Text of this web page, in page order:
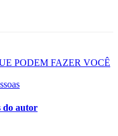
PODEM FAZER VOCÊ
do autor